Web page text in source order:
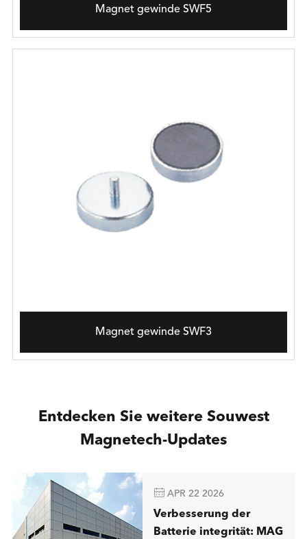
Magnet gewinde SWF5
Magnet gewinde SWF3
Entdecken Sie weitere Souwest
Magnetech-Updates
 APR 22 2026
Verbesserung der
Batterie integrität: MAG